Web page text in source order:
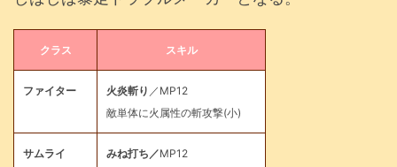
クラス スキル
ファイター 火炎斬り ／MP12
敵単体に火属性の斬攻撃(小)
サムライ みね打ち／MP12